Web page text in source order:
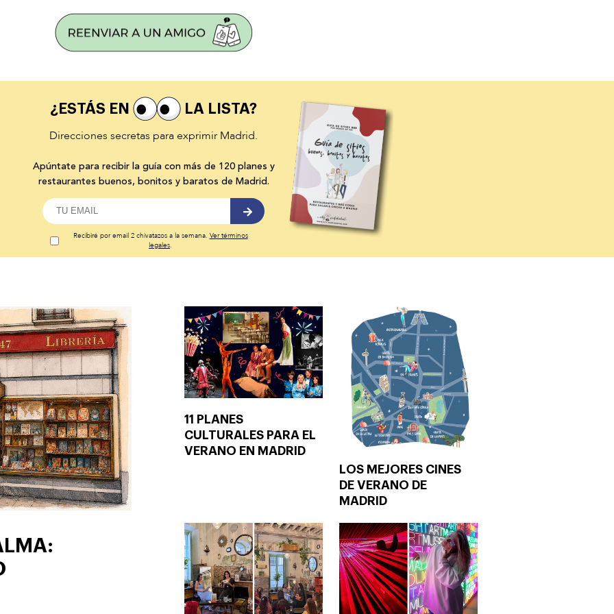
¿ESTÁS EN
LA LISTA?
Direcciones secretas para exprimir Madrid.
Apúntate para recibir la guía con más de 120 planes y
restaurantes buenos, bonitos y baratos de Madrid.
Recibiré por email 2 chivatazos a la semana. Ver términos
legales.
11 PLANES
CULTURALES PARA EL
VERANO EN MADRID
LOS MEJORES CINES
DE VERANO DE
MADRID